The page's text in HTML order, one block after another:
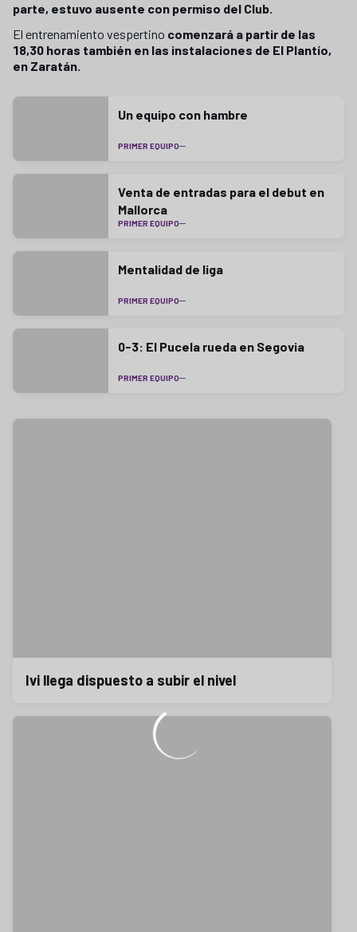
parte, estuvo ausente con permiso del Club.
El entrenamiento vespertino comenzará a partir de las
18,30 horas también en las instalaciones de El Plantío,
en Zaratán.
Un equipo con hambre
PRIMER EQUIPO
Venta de entradas para el debut en
Mallorca
PRIMER EQUIPO
Mentalidad de liga
PRIMER EQUIPO
0-3: El Pucela rueda en Segovia
PRIMER EQUIPO
Ivi llega dispuesto a subir el nivel